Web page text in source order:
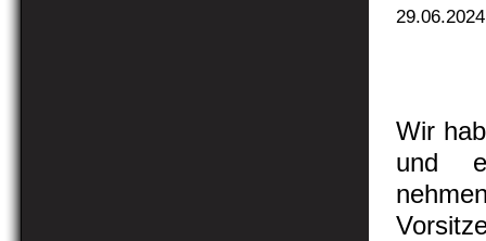
29.06.2024
Wir
und